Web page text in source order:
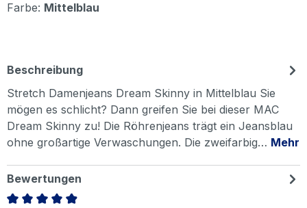
Farbe: Mittelblau
Beschreibung
Stretch Damenjeans Dream Skinny in Mittelblau Sie
mögen es schlicht? Dann greifen Sie bei dieser MAC
Dream Skinny zu! Die Röhrenjeans trägt ein Jeansblau
ohne großartige Verwaschungen. Die zweifarbig… Mehr
Bewertungen